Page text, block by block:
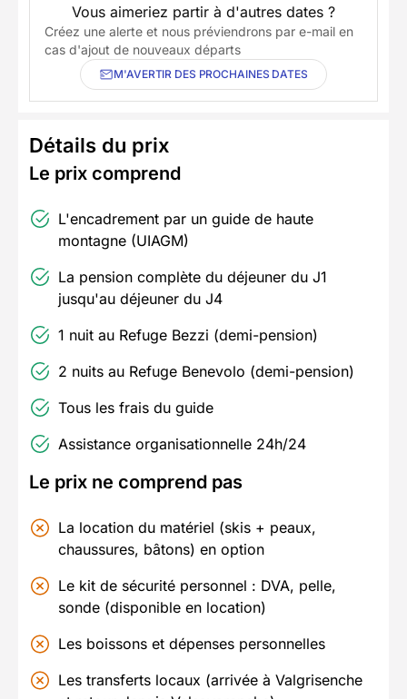
Vous aimeriez partir à d'autres dates ?
Créez une alerte et nous préviendrons par e-mail en
cas d'ajout de nouveaux départs
M'AVERTIR DES PROCHAINES DATES
Détails du prix
Le prix comprend
L'encadrement par un guide de haute
montagne (UIAGM)
La pension complète du déjeuner du J1
jusqu'au déjeuner du J4
1 nuit au Refuge Bezzi (demi-pension)
2 nuits au Refuge Benevolo (demi-pension)
Tous les frais du guide
Assistance organisationnelle 24h/24
Le prix ne comprend pas
La location du matériel (skis + peaux,
chaussures, bâtons) en option
Le kit de sécurité personnel : DVA, pelle,
sonde (disponible en location)
Les boissons et dépenses personnelles
Les transferts locaux (arrivée à Valgrisenche